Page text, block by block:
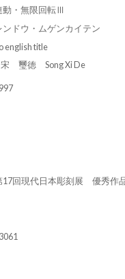
動・無限回転Ⅲ
ンドウ・ムゲンカイテン
english title
宋 璽徳 Song Xi De
17回現代日本彫刻展 優秀作